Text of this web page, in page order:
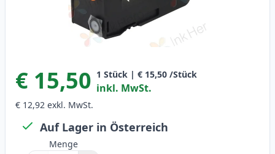
€ 15,50 1 Stück | € 15,50 /Stück
inkl. MwSt.
€ 12,92 exkl. MwSt.
Auf Lager in Österreich
Menge